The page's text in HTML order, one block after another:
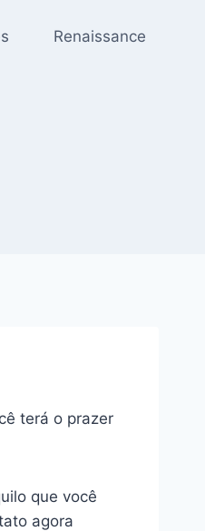
Renaissance
terá o prazer
que você
agora